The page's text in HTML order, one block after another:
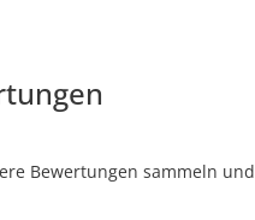
Bewertungen sammeln